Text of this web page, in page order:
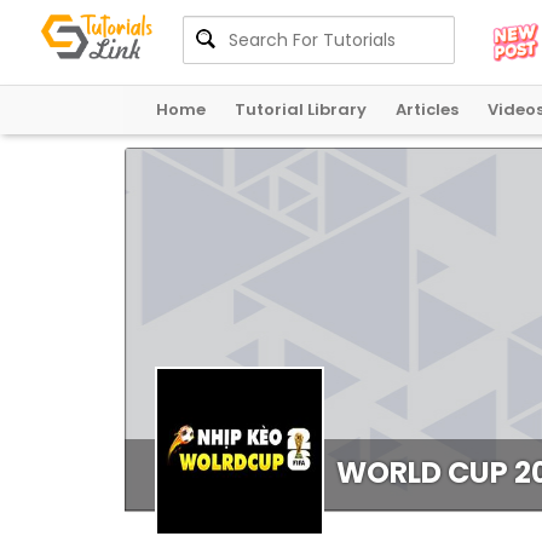
Home Tutorial Library Articles
WORLD CUP